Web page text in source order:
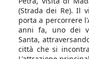
(Strada dei Re). Il
porta a percorrere
anni fa, uno dei
Santa,
città che si